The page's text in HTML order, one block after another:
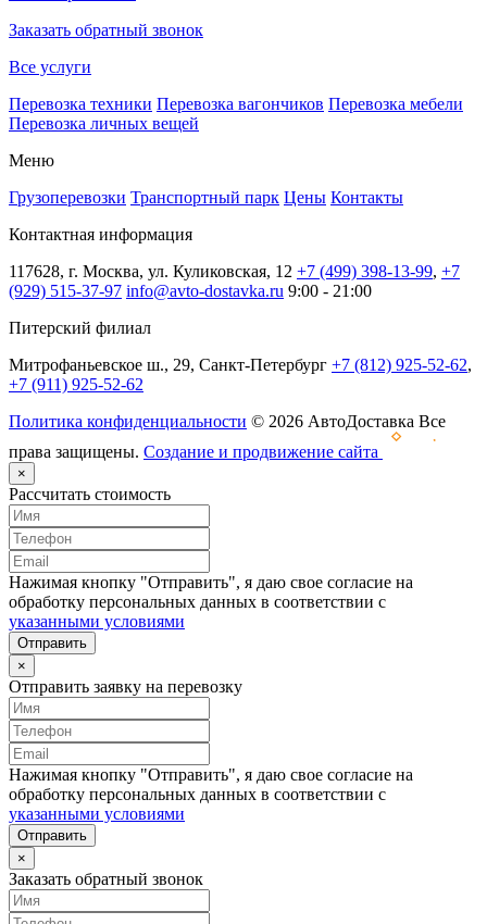
Заказать обратный звонок
Все услуги
Перевозка техники Перевозка вагончиков Перевозка мебели
Перевозка личных вещей
Меню
Грузоперевозки Транспортный парк Цены Контакты
Контактная информация
117628, г. Москва, ул. Куликовская, 12 +7 (499) 398-13-99, +7
(929) 515-37-97 info@avto-dostavka.ru 9:00 - 21:00
Питерский филиал
Митрофаньевское ш., 29, Санкт-Петербург +7 (812) 925-52-62,
+7 (911) 925-52-62
Политика конфиденциальности © 2026 АвтоДоставка Все
права защищены. Создание и продвижение сайта
×
Рассчитать стоимость
Нажимая кнопку "Отправить", я даю свое согласие на
обработку персональных данных в соответствии с
указанными условиями
Отправить
×
Отправить заявку на перевозку
Нажимая кнопку "Отправить", я даю свое согласие на
обработку персональных данных в соответствии с
указанными условиями
Отправить
×
Заказать обратный звонок